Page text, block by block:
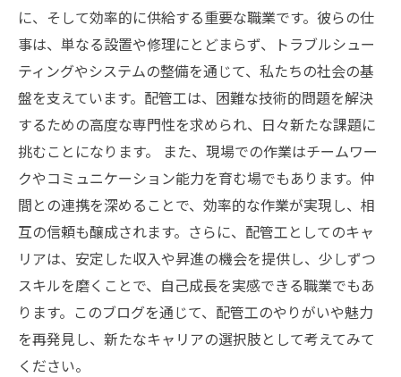
に、そして効率的に供給する重要な職業です。彼らの仕
事は、単なる設置や修理にとどまらず、トラブルシュー
ティングやシステムの整備を通じて、私たちの社会の基
盤を支えています。配管工は、困難な技術的問題を解決
するための高度な専門性を求められ、日々新たな課題に
挑むことになります。 また、現場での作業はチームワー
クやコミュニケーション能力を育む場でもあります。仲
間との連携を深めることで、効率的な作業が実現し、相
互の信頼も醸成されます。さらに、配管工としてのキャ
リアは、安定した収入や昇進の機会を提供し、少しずつ
スキルを磨くことで、自己成長を実感できる職業でもあ
ります。このブログを通じて、配管工のやりがいや魅力
を再発見し、新たなキャリアの選択肢として考えてみて
ください。